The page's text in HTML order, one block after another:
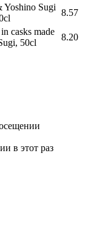
Yoshino Sugi
8.57
casks made
50cl
8.20
в этот раз